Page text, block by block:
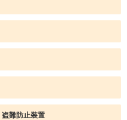
盗難防止装置